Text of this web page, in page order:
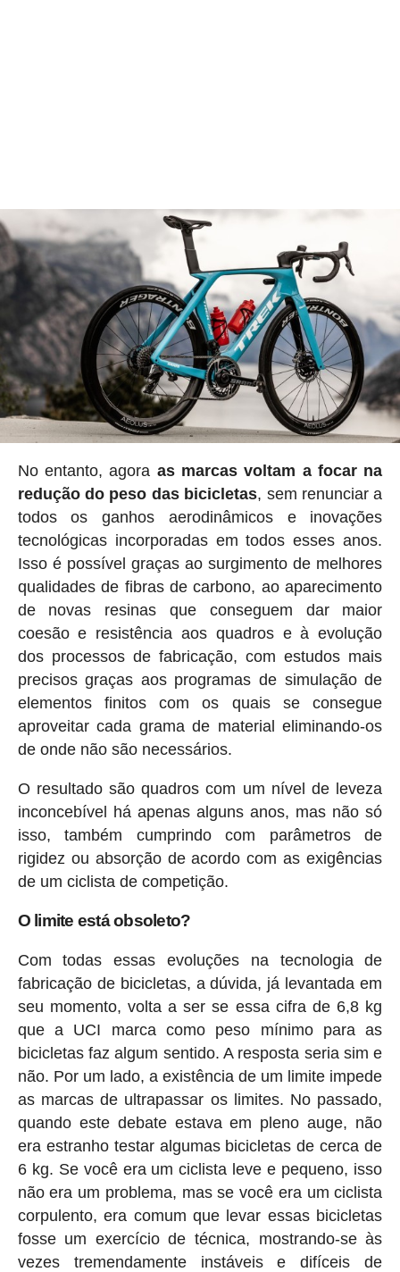
No entanto, agora as marcas voltam a focar na
redução do peso das bicicletas, sem renunciar a
todos os ganhos aerodinâmicos e inovações
tecnológicas incorporadas em todos esses anos.
Isso é possível graças ao surgimento de melhores
qualidades de fibras de carbono, ao aparecimento
de novas resinas que conseguem dar maior
coesão e resistência aos quadros e à evolução
dos processos de fabricação, com estudos mais
precisos graças aos programas de simulação de
elementos finitos com os quais se consegue
aproveitar cada grama de material eliminando-os
de onde não são necessários.
O resultado são quadros com um nível de leveza
inconcebível há apenas alguns anos, mas não só
isso, também cumprindo com parâmetros de
rigidez ou absorção de acordo com as exigências
de um ciclista de competição.
O limite está obsoleto?
Com todas essas evoluções na tecnologia de
fabricação de bicicletas, a dúvida, já levantada em
seu momento, volta a ser se essa cifra de 6,8 kg
que a UCI marca como peso mínimo para as
bicicletas faz algum sentido. A resposta seria sim e
não. Por um lado, a existência de um limite impede
as marcas de ultrapassar os limites. No passado,
quando este debate estava em pleno auge, não
era estranho testar algumas bicicletas de cerca de
6 kg. Se você era um ciclista leve e pequeno, isso
não era um problema, mas se você era um ciclista
corpulento, era comum que levar essas bicicletas
fosse um exercício de técnica, mostrando-se às
vezes tremendamente instáveis e difíceis de